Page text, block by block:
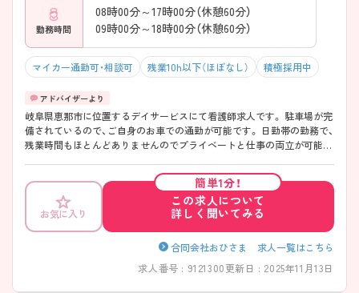
勤務時間
08時00分～17時00分（休憩60分）
09時00分～18時00分（休憩60分）
マイカー通勤可・相談可 残業10h以下（ほぼなし） 積極採用中
岐阜県恵那市に位置するデイサービスにて看護師求人です。 駐車場が完
備されているので、ご自身のお車での通勤が可能です。 日勤帯の勤務で、
残業時間もほとんどありませんのでプライベートと仕事の両立が可能な
えしますのでお気軽にお問い合わせくださいませ。
お気に入り
簡単1分！
この求人について
詳しく聞いてみる
合同会社おひさま 求人一覧はこちら
求人番号 : 9121300更新日 : 2025年11月13日